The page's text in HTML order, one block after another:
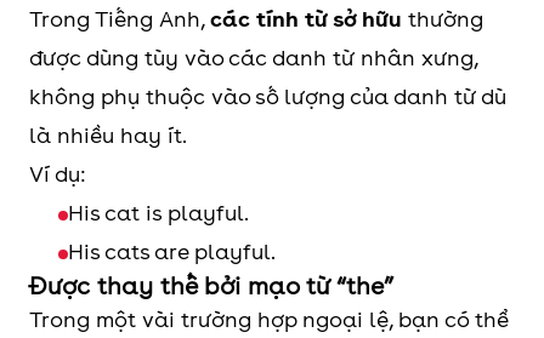
Trong Tiếng Anh,các tính từ sở hữu thường
được dùng tùy vào các danh từ nhân xưng,
không phụ thuộc vào số lượng của danh từ dù
là nhiều hay ít.
Ví dụ:
His cat is playful.
His cats are playful.
Được thay thế bởi mạo từ “the”
Trong một vài trường hợp ngoại lệ, bạn có thể